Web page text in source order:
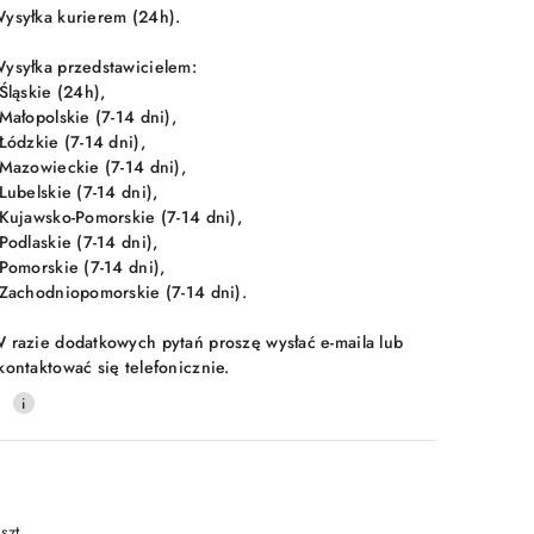
kurierem (24h).
przedstawicielem:
(24h),
(7-14 dni),
(7-14 dni),
(7-14 dni),
(7-14 dni),
Pomorskie (7-14 dni),
(7-14 dni),
(7-14 dni),
(7-14 dni).
razie dodatkowych pytań proszę wysłać e-maila lub
się telefonicznie.